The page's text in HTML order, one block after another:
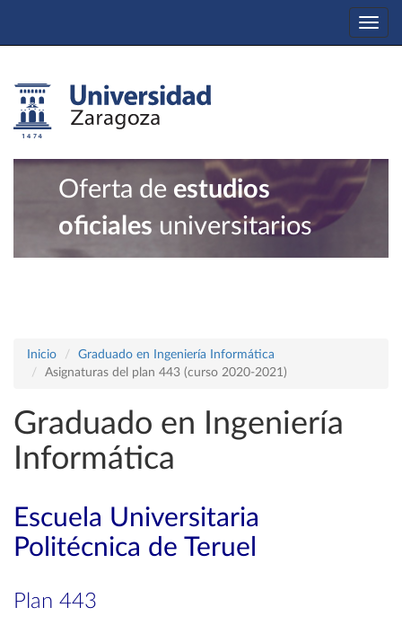
Oferta de estudios
oficiales universitarios
Inicio
Graduado en Ingeniería Informática
Asignaturas del plan 443 (curso 2020-2021)
Graduado en Ingeniería
Informática
Escuela Universitaria
Politécnica de Teruel
Plan 443